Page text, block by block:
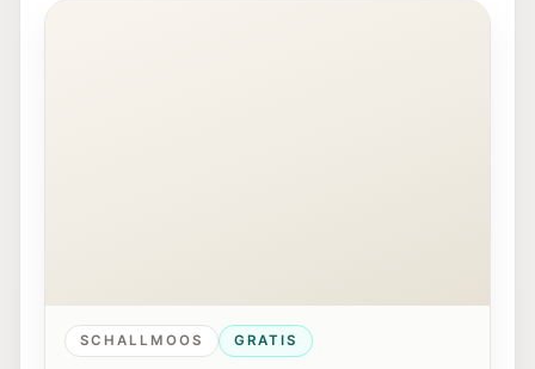
Innenansicht der Fotohof Galerie in Salzburg.
SCHALLMOOS GRATIS